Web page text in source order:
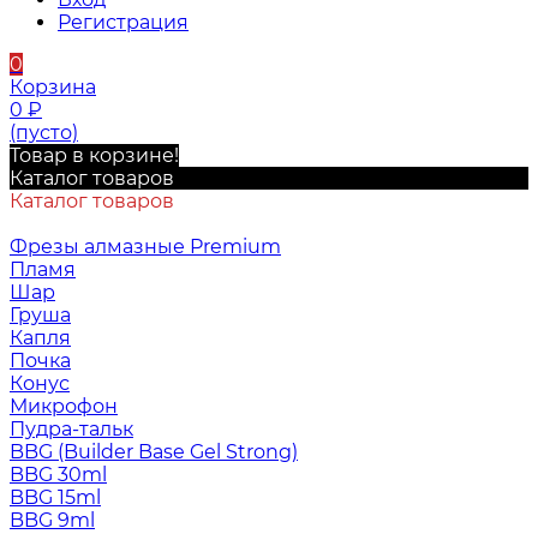
Регистрация
0
Корзина
0 ₽
(пусто)
Товар в корзине!
Каталог товаров
Каталог товаров
Фрезы алмазные Premium
Пламя
Шар
Груша
Капля
Почка
Конус
Микрофон
Пудра-тальк
BBG (Builder Base Gel Strong)
BBG 30ml
BBG 15ml
BBG 9ml